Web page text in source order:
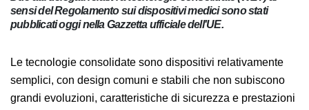
Due atti delegati relativi a tecnologie consolidate (WET) ai
pubblicati oggi nella Gazzetta ufficiale dell'UE.
Le tecnologie consolidate sono dispositivi